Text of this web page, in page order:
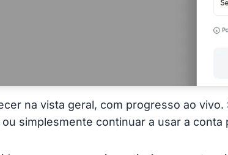
na vista geral, com progresso ao
simplesmente continuar a usar a conta